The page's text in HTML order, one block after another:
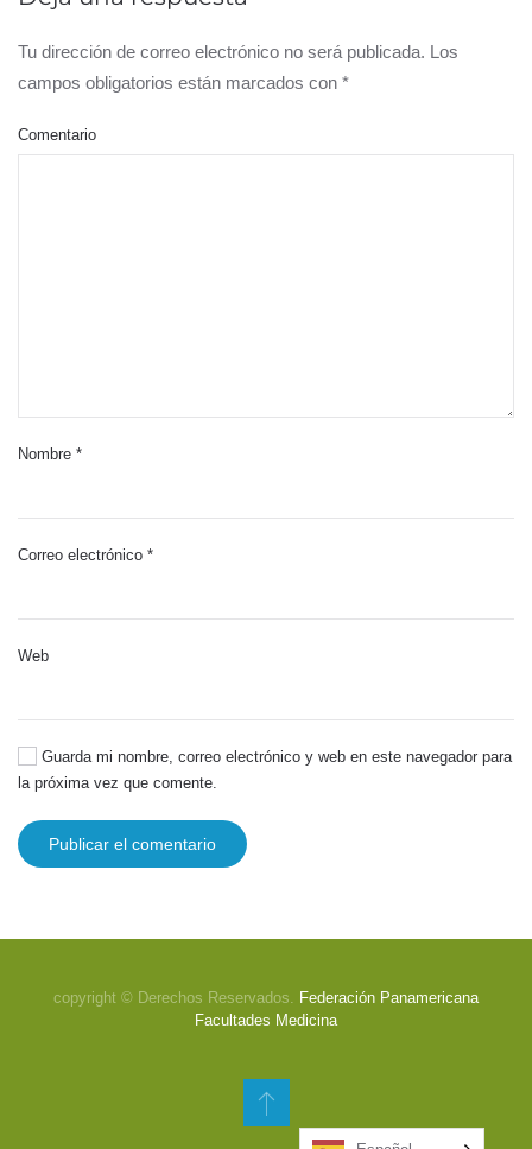
Tu dirección de correo electrónico no será publicada. Los
campos obligatorios están marcados con *
Comentario
Nombre *
Correo electrónico *
Web
Guarda mi nombre, correo electrónico y web en este navegador para
la próxima vez que comente.
Publicar el comentario
copyright © Derechos Reservados. Federación Panamericana
Facultades Medicina